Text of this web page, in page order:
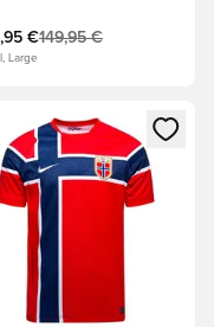
€149,95 €
Large
o registrarsi come
una finestra modale